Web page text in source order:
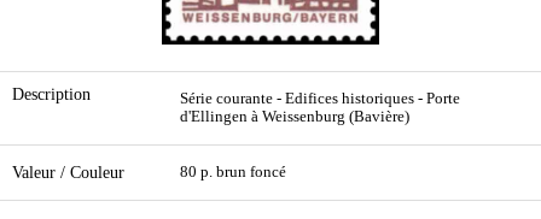
Description
Série courante - Edifices historiques - Porte
d'Ellingen à Weissenburg (Bavière)
Valeur / Couleur 80 p. brun foncé